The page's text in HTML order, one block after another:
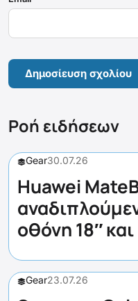
Ροή ειδήσεων
Gear30.07.26
Huawei
οθόνη 18″
Gear23.07.26